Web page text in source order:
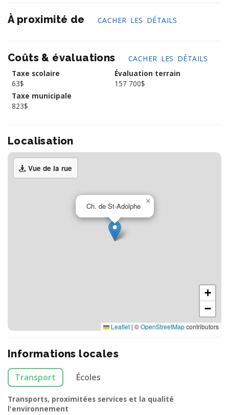
À proximité de CACHER LES DÉTAILS
Coûts & évaluations
CACHER LES DÉTAILS
Taxe scolaire
63$
Taxe municipale
823$
Évaluation terrain
157 700$
Localisation
Vue de la rue
Ch. de St-Adolphe
×
+
−
Leaflet | ©OpenStreetMapcontributors
Informations locales
Transport Écoles
Transports, proximitées services et la qualité
l'environnement